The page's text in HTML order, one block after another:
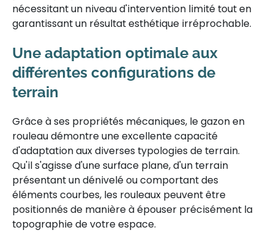
nécessitant un niveau d'intervention limité tout en
garantissant un résultat esthétique irréprochable.
Une adaptation optimale aux
différentes configurations de
terrain
Grâce à ses propriétés mécaniques, le gazon en
rouleau démontre une excellente capacité
d'adaptation aux diverses typologies de terrain.
Qu'il s'agisse d'une surface plane, d'un terrain
présentant un dénivelé ou comportant des
éléments courbes, les rouleaux peuvent être
positionnés de manière à épouser précisément la
topographie de votre espace.